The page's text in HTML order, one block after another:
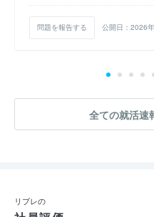
問題を報告する 公開日：2026
全ての就活速
リブレの